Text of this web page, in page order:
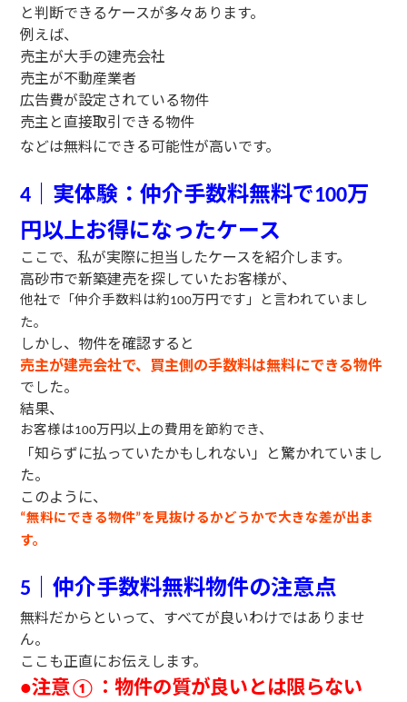
と判断できるケースが多々あります。
例えば、
売主が大手の建売会社
売主が不動産業者
広告費が設定されている物件
売主と直接取引できる物件
などは無料にできる可能性が高いです。
4 ｜実体験：仲介手数料無料で100万
円以上お得になったケース
ここで、私が実際に担当したケースを紹介します。
高砂市で新築建売を探していたお客様が、
他社で「仲介手数料は約100万円です」と言われていまし
た。
しかし、物件を確認すると
売主が建売会社で、買主側の手数料は無料にできる物件
でした。
結果、
お客様は100万円以上の費用を節約でき、
「知らずに払っていたかもしれない」と驚かれていまし
た。
このように、
“無料にできる物件”を見抜けるかどうかで大きな差が出ま
す。
5 ｜仲介手数料無料物件の注意点
無料だからといって、すべてが良いわけではありませ
ん。
ここも正直にお伝えします。
●注意① ：物件の質が良いとは限らない